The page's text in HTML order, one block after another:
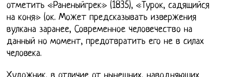
отметить «Раненыйгрек» (1835), «Турок, садящийся
на коня» (ок. Может предсказывать извержения
вулкана заранее, Современное человечество на
данный но момент, предотвратить его не в силах
человека.